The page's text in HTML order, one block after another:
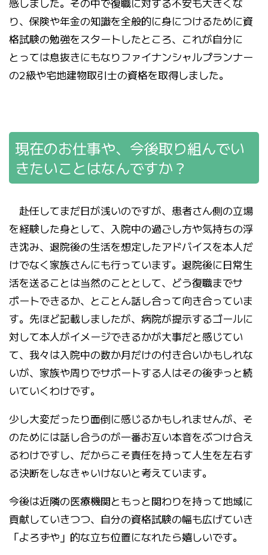
り、保険や年金の知識を全般的に身につけるために資
格試験の勉強をスタートしたところ、これが自分に
とっては息抜きにもなりファイナンシャルプランナー
の2級や宅地建物取引士の資格を取得しました。
現在のお仕事や、今後取り組んでい
きたいことはなんですか？
赴任してまだ日が浅いのですが、患者さん側の立場
を経験した身として、入院中の過ごし方や気持ちの浮
き沈み、退院後の生活を想定したアドバイスを本人だ
けでなく家族さんにも行っています。退院後に日常生
活を送ることは当然のこととして、どう復職までサ
ポートできるか、とことん話し合って向き合っていま
す。先ほど記載しましたが、病院が提示するゴールに
対して本人がイメージできるかが大事だと感じてい
て、我々は入院中の数か月だけの付き合いかもしれな
いが、家族や周りでサポートする人はその後ずっと続
いていくわけです。
少し大変だったり面倒に感じるかもしれませんが、そ
のためには話し合うのが一番お互い本音をぶつけ合え
るわけですし、だからこそ責任を持って人生を左右す
る決断をしなきゃいけないと考えています。
今後は近隣の医療機関ともっと関わりを持って地域に
貢献していきつつ、自分の資格試験の幅も広げていき
「よろずや」的な立ち位置になれたら嬉しいです。